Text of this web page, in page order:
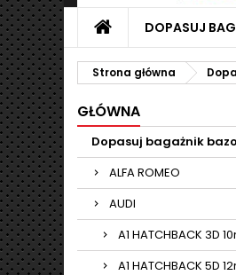
DOPASUJ
Strona główna
GŁÓWNA
Dopasuj bagażnik
ALFA ROMEO
AUDI
A1 HATCHBACK 3D
A1 HATCHBACK 5D